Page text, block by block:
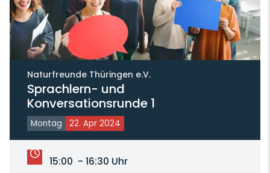
Naturfreunde Thüringen e.V.
Sprachlern- und
Konversationsrunde 1
Montag 22. Apr 2024
15:00 - 16:30 Uhr